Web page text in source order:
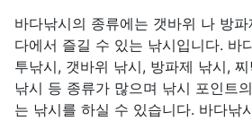
바다낚시의 종류에는 갯바위 나 방
다에서 즐길 수 있는 낚시입니다. 바
투낚시, 갯바위 낚시, 방파제 낚시,
낚시 등 종류가 많으며 낚시 포인트
는 낚시를 하실 수 있습니다. 바다낚